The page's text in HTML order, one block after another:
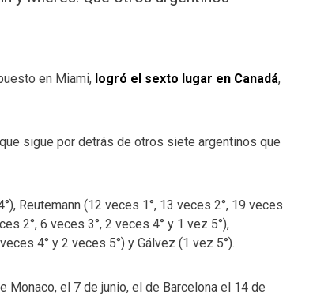
en Miami, logró el sexto lugar en Canadá,
sigue por detrás de otros siete argentinos que
Reutemann (12 veces 1°, 13 veces 2°, 19 veces
2°, 6 veces 3°, 2 veces 4° y 1 vez 5°),
4° y 2 veces 5°) y Gálvez (1 vez 5°).
Monaco, el 7 de junio, el de Barcelona el 14 de